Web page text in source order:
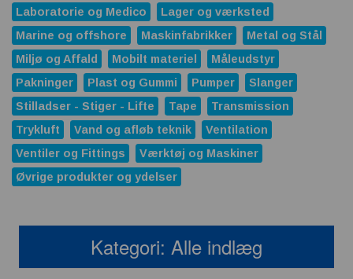
Laboratorie og Medico
Lager og værksted
Marine og offshore
Maskinfabrikker
Metal og Stål
Miljø og Affald
Mobilt materiel
Måleudstyr
Pakninger
Plast og Gummi Pumper
Slanger
Stilladser - Stiger - Lifte
Tape
Transmission
Trykluft
Vand og afløb teknik
Ventilation
Ventiler og Fittings
Værktøj og Maskiner
Øvrige produkter og ydelser
Kategori: Alle indlæg